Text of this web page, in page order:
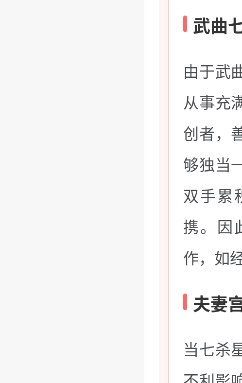
武曲
由于武
从事充
创者，
够独当
双手累
携。因
作，如
夫妻
当七杀